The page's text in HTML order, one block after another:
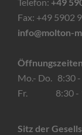
Fax: +49 5902
info@molton-
Mo.- Do. 8:30
Fr. 8:30 -
Sitz der